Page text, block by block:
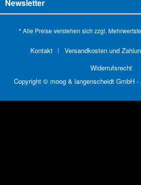
Newsletter
* Alle Preise verstehen sich zzgl.
Kontakt
Versandkosten und
Widerrufsrecht
Copyright © moog & langenscheidt GmbH